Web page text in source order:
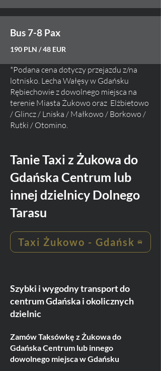
Bus 7-8 Pax
190 PLN / 48 EUR
*Podana cena dotyczy przejazdu z/na
lotnisko. Lecha Wałęsy w Gdańsku
Rębiechowie z dowolnego miejsca na
terenie Miasta Żukowo oraz Elżbietowo
/ Glincz / Lniska / Małkowo / Borkowo /
Rutki / Otomino.
Tanie Taxi z Żukowa do
Gdańska Centrum lub
innej dzielnicy Dolnego
Tarasu
Taxi Żukowo - Gdańsk
Szybki i wygodny transport do
centrum Gdańska i okolicznych
dzielnic
Zamów Taksówkę z Żukowa do
Gdańska Centrum lub innego
dowolnego miejsca w Gdańsku